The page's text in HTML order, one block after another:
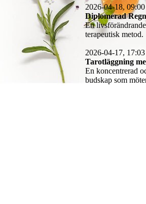
2026-04-18, 09:00
Diplomerad
En
terapeutisk metod.
2026-04-17, 17:03
Tarotläggning
En koncentrerad
budskap som